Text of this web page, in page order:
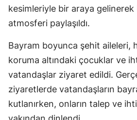
kesimleriyle bir araya gelinerek
atmosferi paylaşıldı.
Bayram boyunca şehit aileleri,
koruma altındaki çocuklar ve
vatandaşlar ziyaret edildi.
ziyaretlerde vatandaşların
kutlanırken, onların talep ve